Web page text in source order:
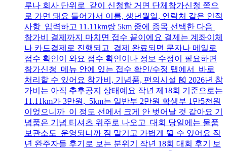
루나 회사 단위로 같이 신청할 거면 단체참가신청 쪽으
로 가면 돼요 들어가서 이름, 생년월일, 연락처 같은 인적
사항 입력하고 11.11km랑 5km 중에 종목 선택한 다음
참가비 결제까지 마치면 접수 끝이에요 결제는 계좌이체
나 카드결제로 진행되고 결제 완료되면 문자나 메일로
접수 확인이 와요 접수 확인이나 정보 수정이 필요하면
참가신청 메뉴 안에 있는 접수 확인/수정 탭에서 바로
처리할 수 있어요 참가비, 기념품, 편의시설 🎽 2026년 참
가비는 아직 추후공지 상태예요 작년 제18회 기준으로는
11.11km가 3만원, 5km는 일반부 2만원 학생부 1만5천원
이었으니까 이 정도 선에서 크게 안 벗어날 것 같아요 기
념품은 기념 티셔츠 위주로 나오고 대회 당일에는 물품
보관소도 운영되니까 짐 맡기고 가볍게 뛸 수 있어요 작
년 완주자들 후기로 보는 분위기 작년 18회 대회 후기 보